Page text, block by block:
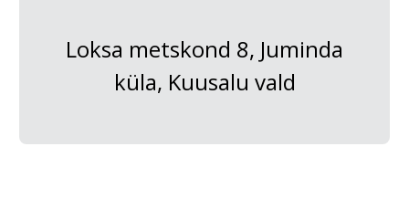
Loksa metskond 8, Juminda
küla, Kuusalu vald